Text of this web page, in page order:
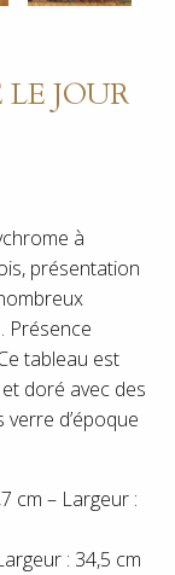
JOUR
à
présentation
Présence
tableau est
doré avec des
d’époque
cm – Largeur :
: 34,5 cm